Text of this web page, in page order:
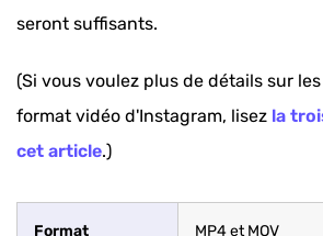
seront suffisants.
(Si vous voulez plus de détails sur
format vidéo d'Instagram, lisez la
cet article.)
Format MP4 et MOV